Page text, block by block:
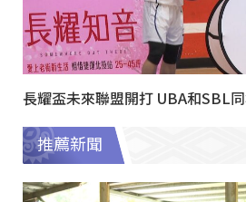
長耀盃未來聯盟開打 UBA和SBL
推薦新聞